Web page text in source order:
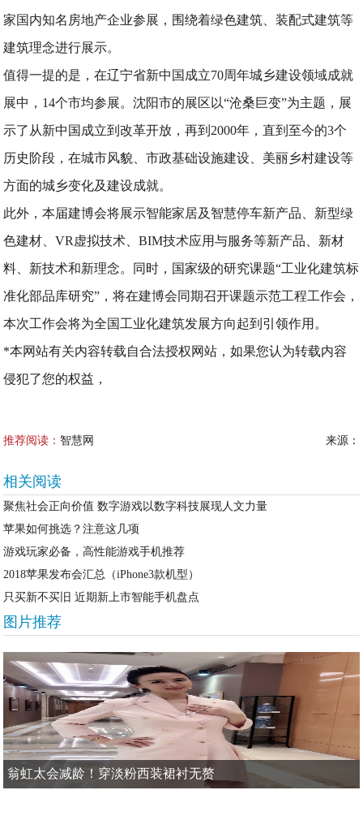
家国内知名房地产企业参展，围绕着绿色建筑、装配式建筑等
建筑理念进行展示。
值得一提的是，在辽宁省新中国成立70周年城乡建设领域成就
展中，14个市均参展。沈阳市的展区以“沧桑巨变”为主题，展
示了从新中国成立到改革开放，再到2000年，直到至今的3个
历史阶段，在城市风貌、市政基础设施建设、美丽乡村建设等
方面的城乡变化及建设成就。
此外，本届建博会将展示智能家居及智慧停车新产品、新型绿
色建材、VR虚拟技术、BIM技术应用与服务等新产品、新材
料、新技术和新理念。同时，国家级的研究课题“工业化建筑标
准化部品库研究”，将在建博会同期召开课题示范工程工作会，
本次工作会将为全国工业化建筑发展方向起到引领作用。
*本网站有关内容转载自合法授权网站，如果您认为转载内容
侵犯了您的权益，
推荐阅读： 智慧网 来源：
相关阅读
聚焦社会正向价值 数字游戏以数字科技展现人文力量
苹果如何挑选？注意这几项
游戏玩家必备，高性能游戏手机推荐
2018苹果发布会汇总（iPhone3款机型）
只买新不买旧 近期新上市智能手机盘点
图片推荐
翁虹太会减龄！穿淡粉西装裙衬无赘